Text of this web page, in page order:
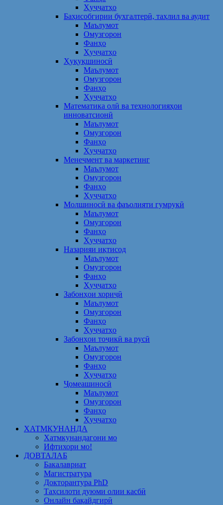
Ҳуҷҷатҳо
Баҳисобгирии бухгалтерӣ, таҳлил ва аудит
Маълумот
Омузгорон
Фанҳо
Ҳуҷҷатҳо
Ҳуқуқшиносӣ
Маълумот
Омузгорон
Фанҳо
Ҳуҷҷатҳо
Математика олӣ ва технологияҳои
инноватсионӣ
Маълумот
Омузгорон
Фанҳо
Ҳуҷҷатҳо
Менеҷмент ва маркетинг
Маълумот
Омузгорон
Фанҳо
Ҳуҷҷатҳо
Молшиносӣ ва фаъолияти гумрукӣ
Маълумот
Омузгорон
Фанҳо
Ҳуҷҷатҳо
Назарияи иқтисод
Маълумот
Омузгорон
Фанҳо
Ҳуҷҷатҳо
Забонҳои хориҷӣ
Маълумот
Омузгорон
Фанҳо
Ҳуҷҷатҳо
Забонҳои тоҷикӣ ва русӣ
Маълумот
Омузгорон
Фанҳо
Ҳуҷҷатҳо
Ҷомеашиносӣ
Маълумот
Омузгорон
Фанҳо
Ҳуҷҷатҳо
ХАТМКУНАНДА
Хатмкунандагони мо
Ифтихори мо!
ДОВТАЛАБ
Бакалавриат
Магистратура
Докторантура PhD
Таҳсилоти дуюми олии касбӣ
Онлайн бақайдгирӣ